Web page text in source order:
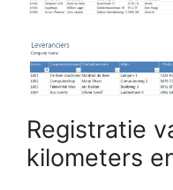
Registratie
kilometers